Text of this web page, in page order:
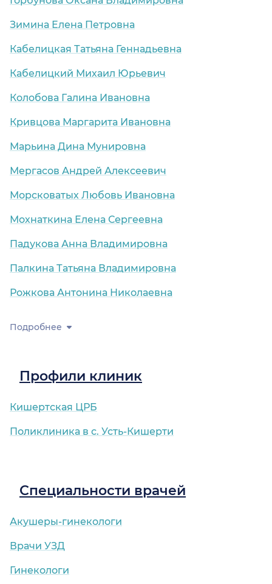
Зимина Елена Петровна
Кабелицкая Татьяна Геннадьевна
Кабелицкий Михаил Юрьевич
Колобова Галина Ивановна
Кривцова Маргарита Ивановна
Марьина Дина Мунировна
Мергасов Андрей Алексеевич
Морсковатых Любовь Ивановна
Мохнаткина Елена Сергеевна
Падукова Анна Владимировна
Палкина Татьяна Владимировна
Рожкова Антонина Николаевна
Подробнее
Профили клиник
Кишертская ЦРБ
Поликлиника в с. Усть-Кишерти
Специальности врачей
Акушеры-гинекологи
Врачи УЗД
Гинекологи